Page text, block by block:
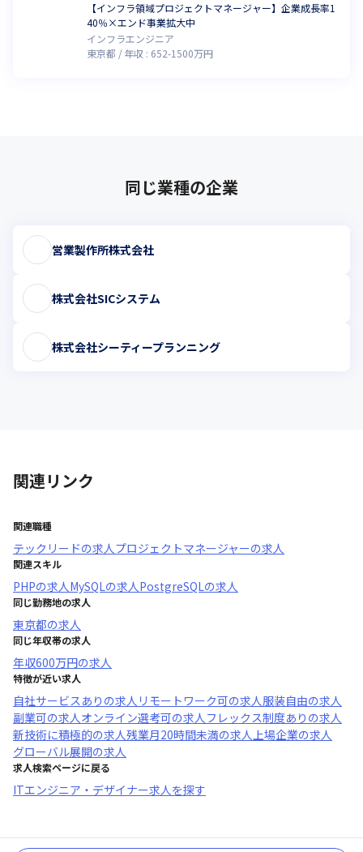
【インフラ領域プロジェクトマネージャー】企業成長率1
40％×エンド事業拡大中
インフラエンジニア
東京都
年収 : 652-1500万円
同じ業種の企業
営業製作所株式会社
株式会社SICシステム
株式会社シーティープランニング
関連リンク
関連職種
テックリードの求人プロジェクトマネージャーの求人
関連スキル
PHPの求人MySQLの求人PostgreSQLの求人
同じ勤務地の求人
東京都の求人
同じ年収帯の求人
年収600万円の求人
特徴が近い求人
自社サービスあり の求人 リモートワーク可の求人服装自由の求人
副業可の求人オンライン選考可の求人フレックス制度あり の求人
新技術に積極的の求人残業月20時間未満の求人上場企業の求人
グローバル展開の求人
求人検索ページに戻る
ITエンジニア・デザイナー求人を探す